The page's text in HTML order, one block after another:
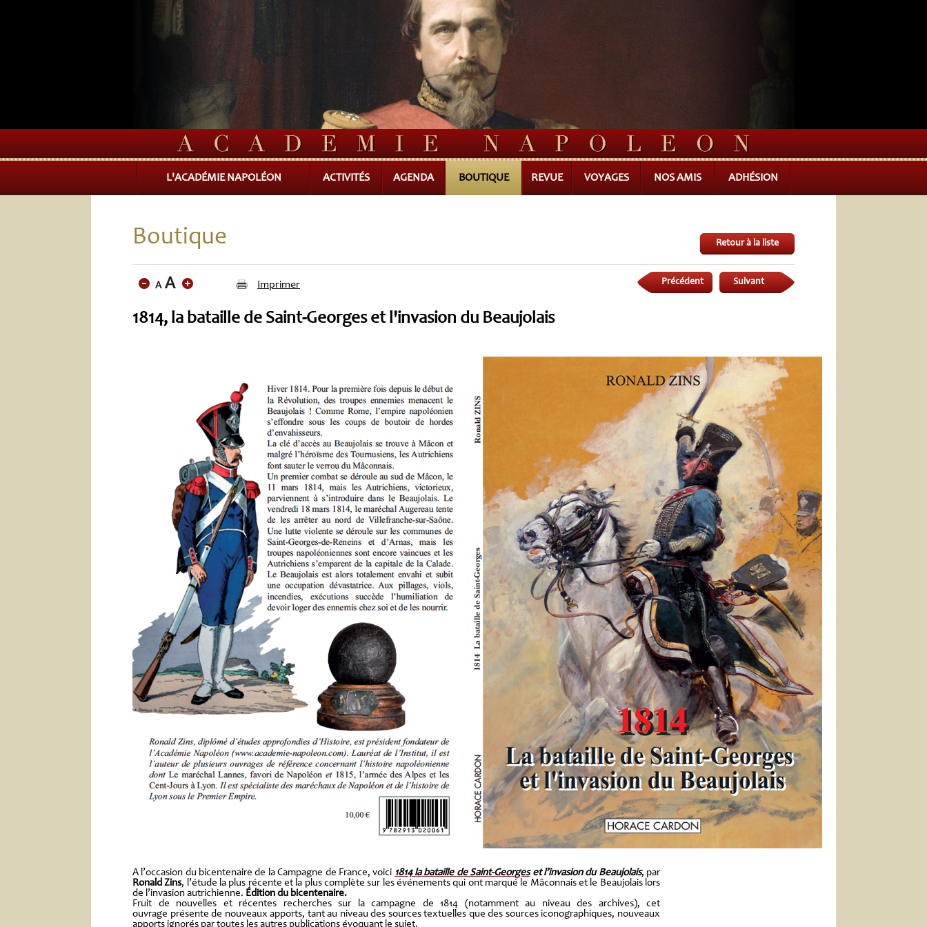
L'ACADÉMIE NAPOLÉON ACTIVITÉS AGENDA BOUTIQUE REVUE VOYAGES NOS AMIS ADHÉSION
Boutique Retour à la liste
Imprimer Précédent Suivant
1814, la bataille de Saint-Georges et l'invasion du Beaujolais
A l’occasion du bicentenaire de la Campagne de France, voici 1814 la bataille de Saint-Georgeset l’invasion du Beaujolais, par
Ronald Zins, l’étude la plus récente et la plus complète sur les événements qui ont marqué le Mâconnais et le Beaujolais lors
de l’invasion autrichienne. Édition du bicentenaire.
Fruit de nouvelles et récentes recherches sur la campagne de 1814 (notamment au niveau des archives), cet
ouvrage présente de nouveaux apports, tant au niveau des sources textuelles que des sources iconographiques, nouveaux
apports ignorés par toutes les autres publications évoquant le sujet.